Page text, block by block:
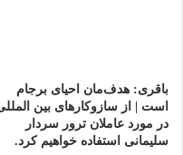
باقری: هدف‌مان احیای برجام
است | از سازوکارهای بین‌
در مورد عاملان ترور سردار
سلیمانی استفاده خواهیم کرد.